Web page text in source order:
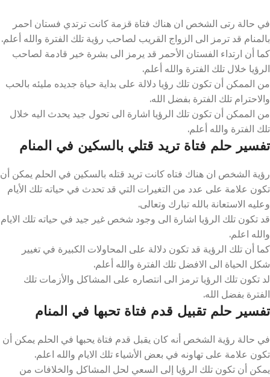
في حالة رتى الشخص ان هناك فتاة قزمة كانت ترتدي فستان احمر
بالمنام قد ترمز الى الزواج القريب لصاحب رؤية تلك الفترة والله أعلم.
كما أن ارتداء الفستان الأحمر قد يرمز الى بشرة خير قادمة لصاحب
الرؤيا خلال تلك الفترة والله أعلم.
من الممكن أن تكون تلك رؤيا دلالة على بداية حياة جديده مليئه بالحب
والاحترام تلك الفترة بفضل الله.
من الممكن أن تكون تلك الرؤيا اشارة الى تحول جيد يحدث اليه خلال
تلك الفترة والله أعلم.
تفسير حلم فتاة تريد قتلي بالسكين في المنام
رؤية الشخص ان هناك فتاه كانت تريد قتله بالسكين في الحلم يمكن أن
تكون علامة على عدد من التغيرات التي قد تحدث في حياته تلك الأيام
وعليه الاستعانة بالله تبارك وتعالى.
قد تكون تلك الرؤيا اشارة الى وجود شخص غير جيد في حياته تلك الايام
والله اعلم.
كما أن تلك الرؤية قد تكون دلالة على المحاولات الكبيرة في تغيير
شكل الحياة الى الافضل تلك الفترة والله أعلم.
لد تكون تلك الرؤيا ترمز الى انتصاره على المشاكل والأزمات تلك
الفترة بفضل الله.
تفسير حلم تقبيل قدم فتاة تحبها في المنام
في حالة رؤية الشخص أنه كان يقبل قدم فتاة يحبها في الحلم يمكن أن
تكون علامة على تهاونه في بعض الأشياء تلك الايام والله اعلم.
يمكن أن تكون تلك الرؤيا إلى السعي لحل المشاكل والخلافات من